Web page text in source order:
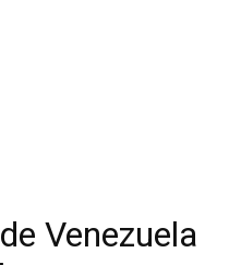
Venezuela